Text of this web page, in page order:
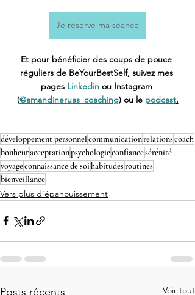
Je réserve ma séance
Et pour bénéficier des coups de pouce
réguliers de BeYourBestSelf, suivez mes
pages Linkedin ou Instagram
(@amandineruas_coaching) ou le podcast.
développement personnelcommunicationrelationscoach
bonheuracceptationpsychologieconfiancesérénité
voyageconnaissance de soihabitudesroutines
bienveillance
Vers plus d'épanouissement
Posts récents Voir tout